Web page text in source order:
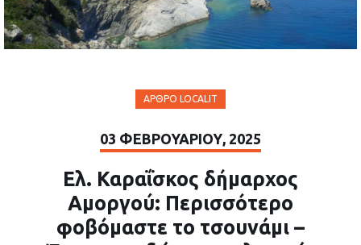
ΆΡΘΡΟ LOCALIT
03 ΦΕΒΡΟΥΑΡΊΟΥ, 2025
Ελ. Καραΐσκος δήμαρχος
Αμοργού: Περισσότερο
φοβόμαστε το τσουνάμι –